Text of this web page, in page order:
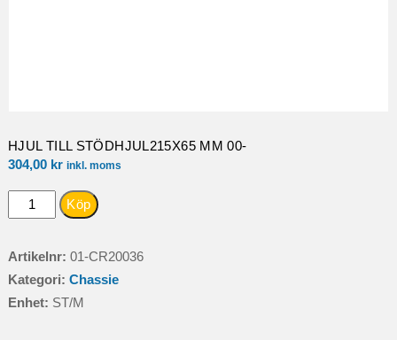
HJUL TILL STÖDHJUL215X65 MM 00-
304,00 kr inkl. moms
HJUL
Köp
Artikelnr: 01-CR20036
Kategori: Chassie
Enhet: ST/M